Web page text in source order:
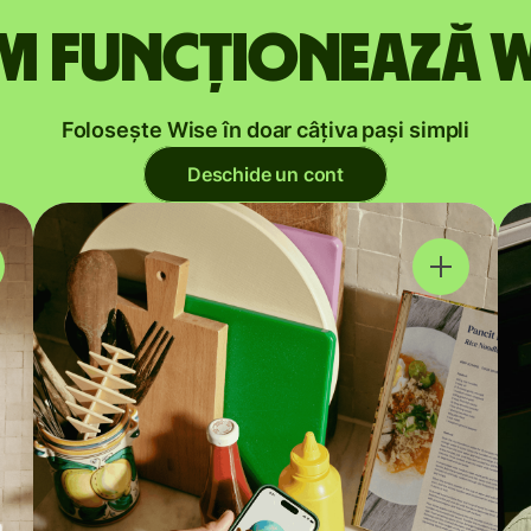
funcționează
Folosește Wise în doar câțiva pași simpli
Deschide un cont